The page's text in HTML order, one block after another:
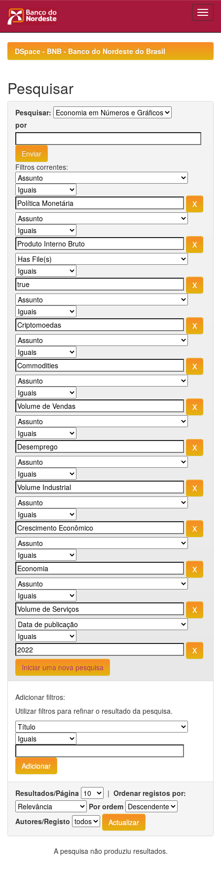
navigationDSpace - BNB - Banco do Nordeste do Brasil
Pesquisar
Pesquisar:
por
Filtros correntes:
Iniciar uma nova pesquisa
Adicionar filtros:
Utilizar filtros para refinar o resultado da pesquisa.
Resultados/Página | Ordenar registos por:
Por ordem
Autores/Registo
A pesquisa não produziu resultados.